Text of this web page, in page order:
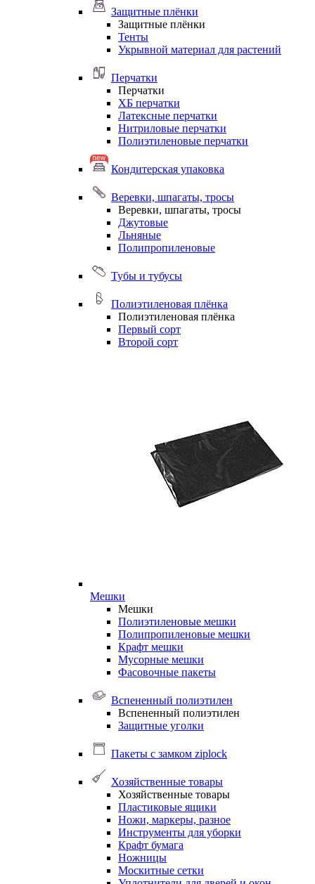
Защитные плёнки
Защитные плёнки
Тенты
Укрывной материал для растений
Перчатки
Перчатки
ХБ перчатки
Латексные перчатки
Нитриловые перчатки
Полиэтиленовые перчатки
Кондитерская упаковка
Веревки, шпагаты, тросы
Веревки, шпагаты, тросы
Джутовые
Льняные
Полипропиленовые
Тубы и тубусы
Полиэтиленовая плёнка
Полиэтиленовая плёнка
Первый сорт
Второй сорт
Мешки
Мешки
Полиэтиленовые мешки
Полипропиленовые мешки
Крафт мешки
Мусорные мешки
Фасовочные пакеты
Вспененный полиэтилен
Вспененный полиэтилен
Защитные уголки
Пакеты с замком ziplock
Хозяйственные товары
Хозяйственные товары
Пластиковые ящики
Ножи, маркеры, разное
Инструменты для уборки
Крафт бумага
Ножницы
Москитные сетки